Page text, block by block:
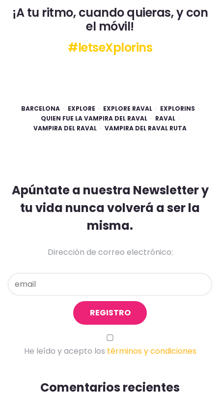
¡A tu ritmo, cuando quieras, y con
el móvil!
#letseXplorins
BARCELONA EXPLORE EXPLORE RAVAL
EXPLORINS
QUIEN FUE LA VAMPIRA DEL RAVAL
RAVAL
VAMPIRA DEL RAVAL
VAMPIRA DEL RAVAL RUTA
Apúntate a nuestra Newsletter y
tu vida nunca volverá a ser la
misma.
Dirección de correo electrónico:
He leído y acepto los términos y condiciones
Comentarios recientes